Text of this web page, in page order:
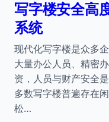
写字楼安全高
系统
现代化写字楼是众多
大量办公人员、精密
资，人员与财产安全
多数写字楼普遍存在
松…